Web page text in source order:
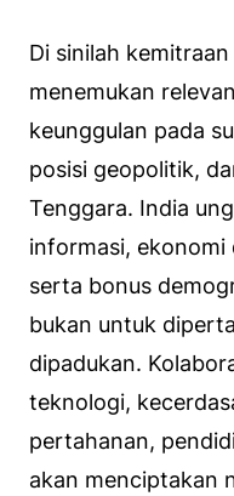
Di sinilah
menemukan
keunggulan pada
posisi geopolitik,
Tenggara. India
informasi, ekonomi
serta bonus
bukan untuk
dipadukan.
teknologi,
pertahanan,
akan menciptakan